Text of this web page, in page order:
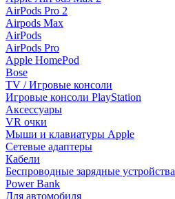
AirPods Pro 2
Airpods Max
AirPods
AirPods Pro
Apple HomePod
Bose
TV / Игровые консоли
Игровые консоли PlayStation
Аксессуары
VR очки
Мыши и клавиатуры Apple
Сетевые адаптеры
Кабели
Беспроводные зарядные устройства
Power Bank
Для автомобиля